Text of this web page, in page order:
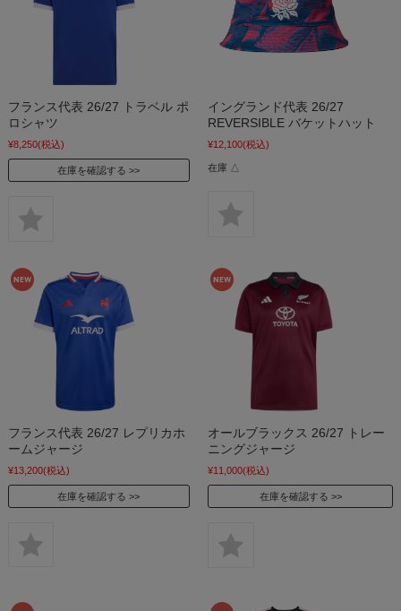
フランス代表 26/27 トラベル ポ
ロシャツ
¥8,250(税込)
在庫を確認する
イングランド代表 26/27
REVERSIBLE バケットハット
¥12,100(税込)
在庫 △
フランス代表 26/27 レプリカホ
ームジャージ
¥13,200(税込)
在庫を確認する
オールブラックス 26/27 トレー
ニングジャージ
¥11,000(税込)
在庫を確認する